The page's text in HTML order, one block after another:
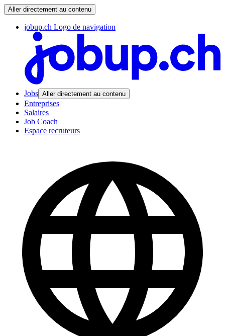
Aller directement au contenu
jobup.ch Logo de navigation
Jobs Aller directement au contenu
Entreprises
Salaires
Job Coach
Espace recruteurs